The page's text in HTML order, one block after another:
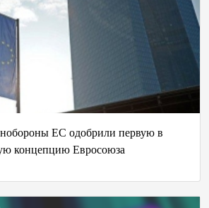
ЕС одобрили первую в
концепцию Евросоюза